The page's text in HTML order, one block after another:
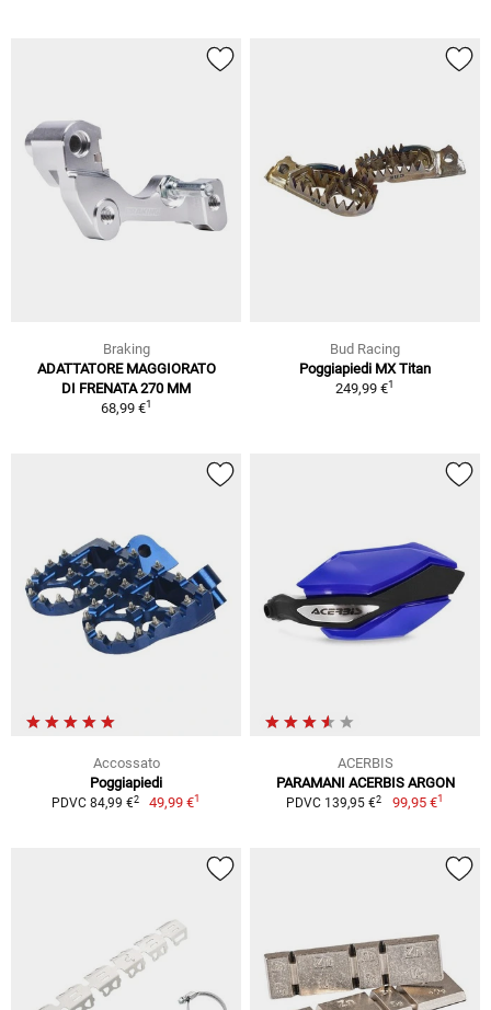
Braking
ADATTATORE MAGGIORATO
DI FRENATA 270 MM
68,99 €1
Bud Racing
Poggiapiedi MX Titan
249,99 €1
Accossato
Poggiapiedi
PDVC 84,99 €2 49,99 €1
ACERBIS
PARAMANI ACERBIS ARGON
PDVC 139,95 €2 99,95 €1